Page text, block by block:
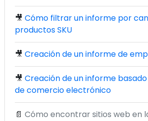
🎥 Cómo filtrar un informe por
productos SKU
🎥 Creación de un informe de
🎥 Creación de un informe
de comercio electrónico
📄 Cómo encontrar sitios web en